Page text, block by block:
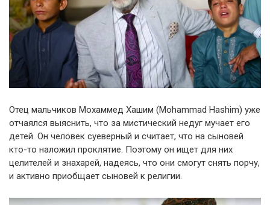
Отец мальчиков Мохаммед Хашим (Mohammad Hashim) уже
отчаялся выяснить, что за мистический недуг мучает его
детей. Он человек суеверный и считает, что на сыновей
кто-то наложил проклятие. Поэтому он ищет для них
целителей и знахарей, надеясь, что они смогут снять порчу,
и активно приобщает сыновей к религии.